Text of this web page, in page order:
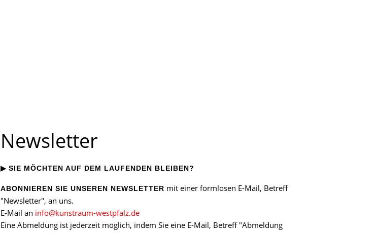
Newsletter
▶ SIE MÖCHTEN AUF DEM LAUFENDEN BLEIBEN?
ABONNIEREN SIE UNSEREN NEWSLETTER mit einer formlosen E-Mail, Betreff
"Newsletter", an uns.
E-Mail an info@kunstraum-westpfalz.de
Eine Abmeldung ist jederzeit möglich, indem Sie eine E-Mail, Betreff "Abmeldung